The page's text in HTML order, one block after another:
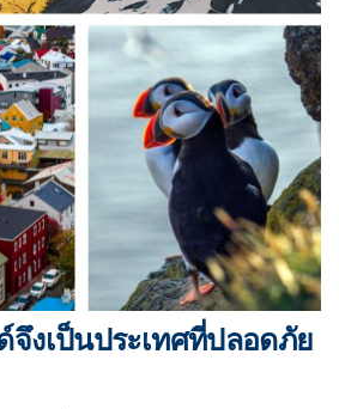
งเป็นประเทศที่ปลอดภัย